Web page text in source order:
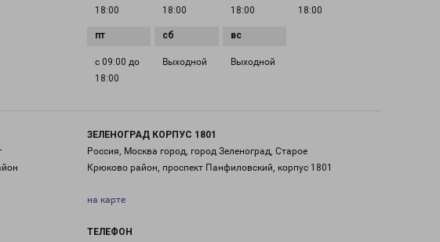
18:00
18:00
18:00
18:00
с 09:00 до
18:00
Выходной Выходной
ЗЕЛЕНОГРАД КОРПУС 1801
Россия, Москва город, город Зеленоград, Старое
Крюково район, проспект Панфиловский, корпус 1801
на карте
ТЕЛЕФОН